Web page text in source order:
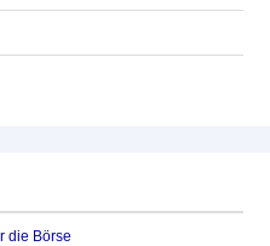
die Börse